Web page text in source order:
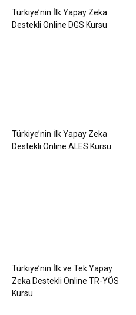
Türkiye’nin İlk Yapay Zeka
Destekli Online DGS Kursu
Türkiye’nin İlk Yapay Zeka
Destekli Online ALES Kursu
Türkiye’nin İlk ve Tek Yapay
Zeka Destekli Online TR-YÖS
Kursu